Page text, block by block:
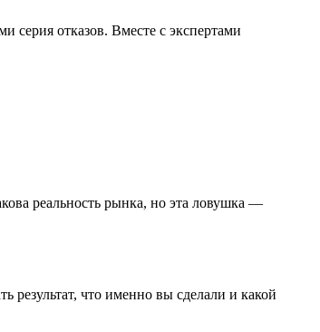
серия отказов. Вместе с экспертами
реальность рынка, но эта ловушка —
результат, что именно вы сделали и какой